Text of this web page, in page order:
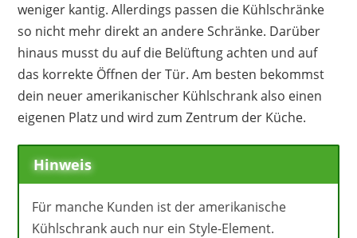
weniger kantig. Allerdings passen die Kühlschränke
so nicht mehr direkt an andere Schränke. Darüber
hinaus musst du auf die Belüftung achten und auf
das korrekte Öffnen der Tür. Am besten bekommst
dein neuer amerikanischer Kühlschrank also einen
eigenen Platz und wird zum Zentrum der Küche.
Hinweis
Für manche Kunden ist der amerikanische
Kühlschrank auch nur ein Style-Element.